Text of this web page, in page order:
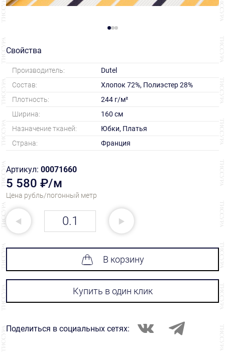
Свойства
Производитель:
Dutel
Состав:
Хлопок 72%, Полиэстер 28%
Плотность:
244 г/м²
Ширина:
160 см
Назначение тканей:
Юбки, Платья
Страна:
Франция
Артикул: 00071660
5 580 ₽/м
Цена рубль/погонный метр
В корзину
Купить в один клик
Поделиться в социальных сетях: